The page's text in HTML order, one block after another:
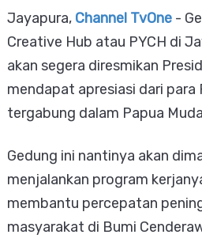
Jayapura, Channel TvOne-
Creative Hub atau PYCH di
akan segera diresmikan
mendapat apresiasi dari para
tergabung dalam Papua
Gedung ini nantinya akan
menjalankan program
membantu percepatan
masyarakat di Bumi